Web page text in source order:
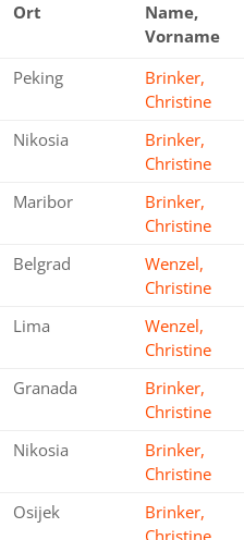
Ort
Name,
Vorname
Peking
Brinker,
Christine
Nikosia
Brinker,
Christine
Maribor
Brinker,
Christine
Belgrad
Wenzel,
Christine
Lima
Wenzel,
Christine
Granada
Brinker,
Christine
Nikosia
Brinker,
Christine
Osijek
Brinker,
Christine